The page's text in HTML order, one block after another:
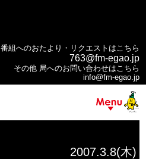
番組へのおたより・リクエストはこちら
763@fm-egao.jp
その他 局へのお問い合わせはこちら
info@fm-egao.jp
2007.3.8(木)